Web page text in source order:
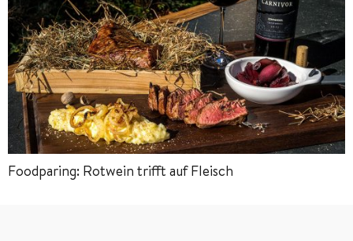
Foodparing: Rotwein trifft auf Fleisch